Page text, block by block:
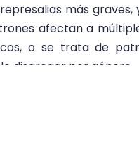
más
afectan a
o se trata de
disgregar por género.